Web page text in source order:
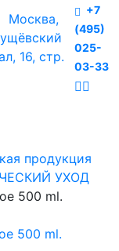
Москва,
16, стр.
+7
(495)
025-
03-33
продукция
УХОД
500 ml.